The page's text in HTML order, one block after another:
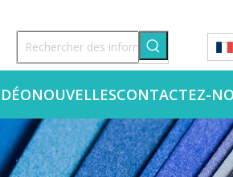
NOUVELLESCONTACTEZ-